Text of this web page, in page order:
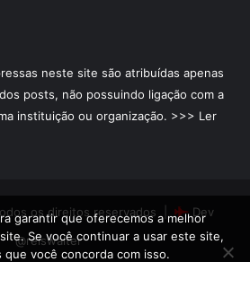
neste site são atribuídas apenas
posts, não possuindo ligação com a
instituição ou organização. >>> Ler
os direitos reservados |
Dev
@reiswalter
garantir que oferecemos a melhor
Se você continuar a usar este site,
que você concorda com isso.